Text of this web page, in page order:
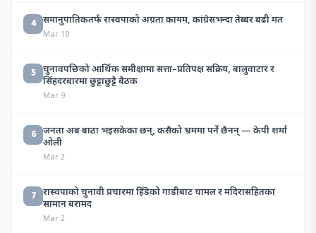
4 समानुपातिकतर्फ रास्वपाको अग्रता कायम, कांग्रेसभन्दा तेब्बर बढी मत
Mar 10
5
चुनावपछिको आर्थिक समीक्षामा सत्ता–प्रतिपक्ष सक्रिय, बालुवाटार र
सिंहदरबारमा छुट्टाछुट्टै बैठक
Mar 9
6
जनता अब बाठा भइसकेका छन्, कसैको भ्रममा पर्ने छैनन् — केपी शर्मा
ओली
Mar 2
7
रास्वपाको चुनावी प्रचारमा हिँडेको गाडीबाट चामल र मदिरासहितका
सामान बरामद
Mar 2